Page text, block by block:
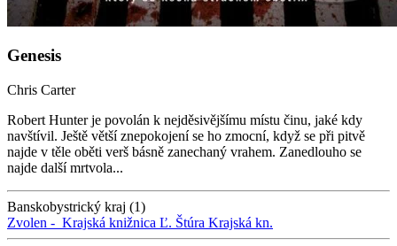
Genesis
Chris Carter
Robert Hunter je povolán k nejděsivějšímu místu činu, jaké kdy
navštívil. Ještě větší znepokojení se ho zmocní, když se při pitvě
najde v těle oběti verš básně zanechaný vrahem. Zanedlouho se
najde další mrtvola...
Banskobystrický kraj (1)
Zvolen - Krajská knižnica Ľ. Štúra Krajská kn.